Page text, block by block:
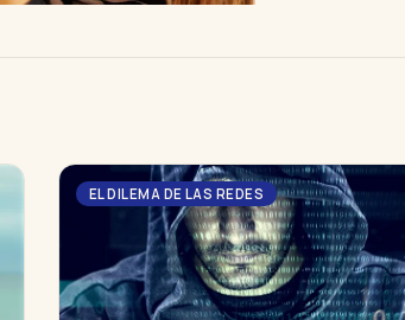
EL DILEMA DE LAS REDES